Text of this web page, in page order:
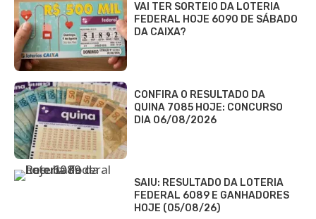
VAI TER SORTEIO DA LOTERIA
FEDERAL HOJE 6090 DE SÁBADO
DA CAIXA?
CONFIRA O RESULTADO DA
QUINA 7085 HOJE: CONCURSO
DIA 06/08/2026
SAIU: RESULTADO DA LOTERIA
FEDERAL 6089 E GANHADORES
HOJE (05/08/26)